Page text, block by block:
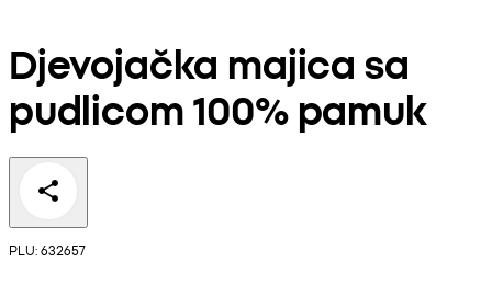
Djevojačka majica sa
pudlicom 100% pamuk
PLU: 632657